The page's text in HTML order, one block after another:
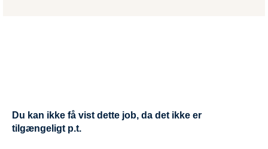
Du kan ikke få vist dette job, da det ikke er
tilgængeligt p.t.